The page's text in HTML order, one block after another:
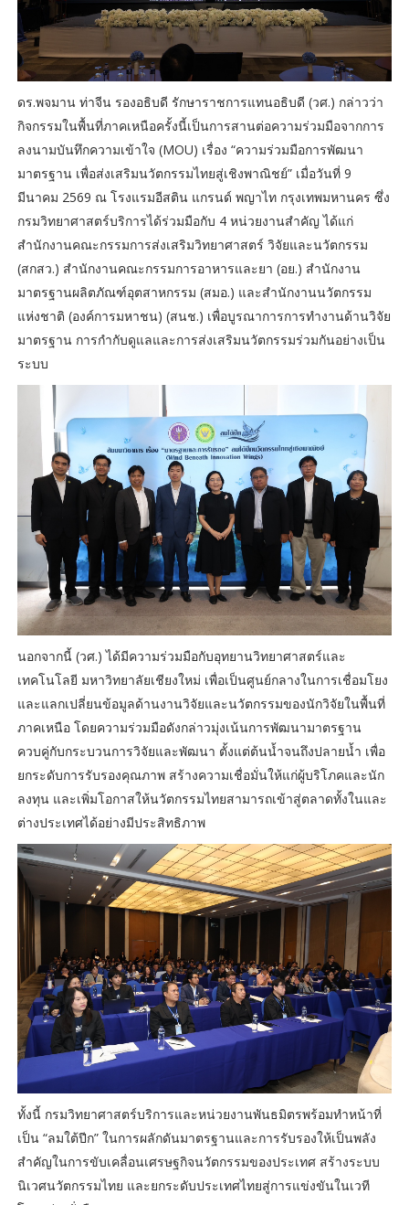
ดร.พจมาน ท่าจีน รองอธิบดี รักษาราชการแทนอธิบดี (วศ.) กล่าวว่า
กิจกรรมในพื้นที่ภาคเหนือครั้งนี้เป็นการสานต่อความร่วมมือจากการ
ลงนามบันทึกความเข้าใจ (MOU) เรื่อง “ความร่วมมือการพัฒนา
มาตรฐาน เพื่อส่งเสริมนวัตกรรมไทยสู่เชิงพาณิชย์” เมื่อวันที่ 9
มีนาคม 2569 ณ โรงแรมอีสติน แกรนด์ พญาไท กรุงเทพมหานคร ซึ่ง
กรมวิทยาศาสตร์บริการได้ร่วมมือกับ 4 หน่วยงานสำคัญ ได้แก่
สำนักงานคณะกรรมการส่งเสริมวิทยาศาสตร์ วิจัยและนวัตกรรม
(สกสว.) สำนักงานคณะกรรมการอาหารและยา (อย.) สำนักงาน
มาตรฐานผลิตภัณฑ์อุตสาหกรรม (สมอ.) และสำนักงานนวัตกรรม
แห่งชาติ (องค์การมหาชน) (สนช.) เพื่อบูรณาการการทำงานด้านวิจัย
มาตรฐาน การกำกับดูแลและการส่งเสริมนวัตกรรมร่วมกันอย่างเป็น
ระบบ
นอกจากนี้ (วศ.) ได้มีความร่วมมือกับอุทยานวิทยาศาสตร์และ
เทคโนโลยี มหาวิทยาลัยเชียงใหม่ เพื่อเป็นศูนย์กลางในการเชื่อมโยง
และแลกเปลี่ยนข้อมูลด้านงานวิจัยและนวัตกรรมของนักวิจัยในพื้นที่
ภาคเหนือ โดยความร่วมมือดังกล่าวมุ่งเน้นการพัฒนามาตรฐาน
ควบคู่กับกระบวนการวิจัยและพัฒนา ตั้งแต่ต้นน้ำจนถึงปลายน้ำ เพื่อ
ยกระดับการรับรองคุณภาพ สร้างความเชื่อมั่นให้แก่ผู้บริโภคและนัก
ลงทุน และเพิ่มโอกาสให้นวัตกรรมไทยสามารถเข้าสู่ตลาดทั้งในและ
ต่างประเทศได้อย่างมีประสิทธิภาพ
ทั้งนี้ กรมวิทยาศาสตร์บริการและหน่วยงานพันธมิตรพร้อมทำหน้าที่
เป็น “ลมใต้ปีก” ในการผลักดันมาตรฐานและการรับรองให้เป็นพลัง
สำคัญในการขับเคลื่อนเศรษฐกิจนวัตกรรมของประเทศ สร้างระบบ
นิเวศนวัตกรรมไทย และยกระดับประเทศไทยสู่การแข่งขันในเวที